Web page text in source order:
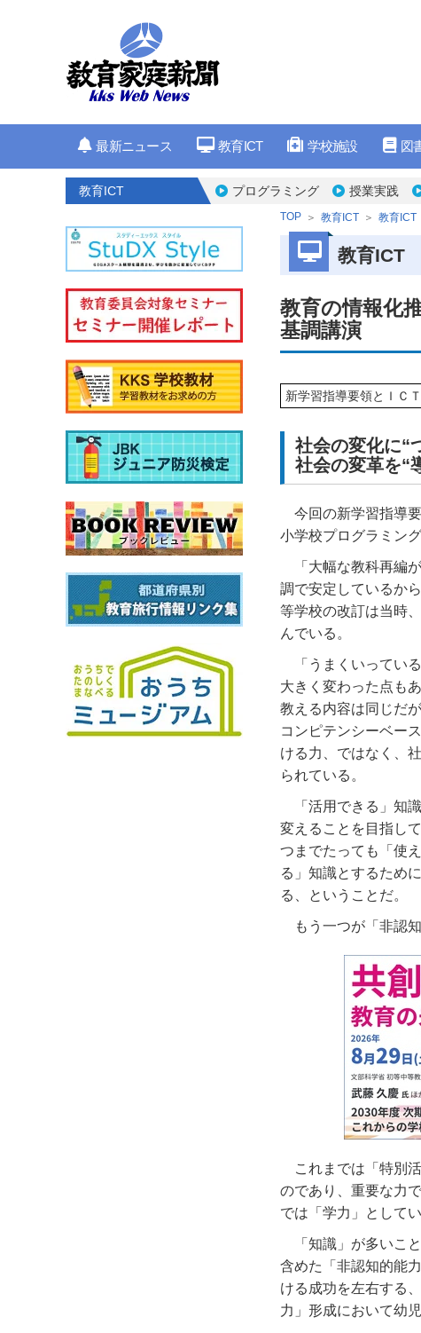
最新ニュース 教育ICT 学校施設 図
教育ICT プログラミング 授業実践
TOP 教育ICT 教育ICT
教育ICT
教育の情報化
基調講演
新学習指導要領とＩＣ
社会の変化に“
社会の変革を“
今回の新学習指導
小学校プログラミン
「大幅な教科再編
調で安定しているか
等学校の改訂は当時
んでいる。
「うまくいってい
大きく変わった点も
教える内容は同じだ
コンピテンシーベー
ける力、ではなく、
られている。
「活用できる」知
変えることを目指し
つまでたっても「使
る」知識とするため
る、ということだ。
もう一つが「非認
これまでは「特別
のであり、重要な力
では「学力」としてい
「知識」が多いこ
含めた「非認知的能
ける成功を左右する
力」形成において幼